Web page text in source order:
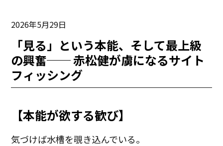
2026年5月29日
「見る」という本能、そして最上級
の興奮── 赤松健が虜になるサイト
フィッシング
【本能が欲する歓び】
気づけば水槽を覗き込んでいる。